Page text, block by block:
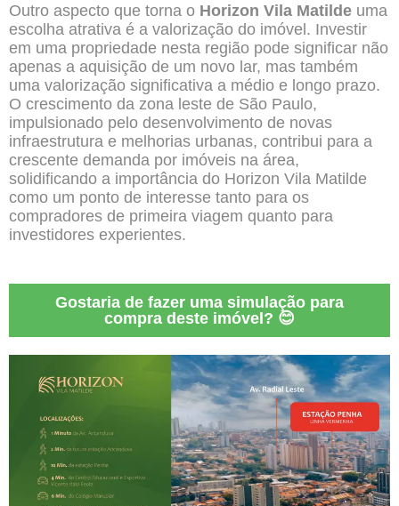
Outro aspecto que torna o Horizon Vila Matilde uma
escolha atrativa é a valorização do imóvel. Investir
em uma propriedade nesta região pode significar não
apenas a aquisição de um novo lar, mas também
uma valorização significativa a médio e longo prazo.
O crescimento da zona leste de São Paulo,
impulsionado pelo desenvolvimento de novas
infraestrutura e melhorias urbanas, contribui para a
crescente demanda por imóveis na área,
solidificando a importância do Horizon Vila Matilde
como um ponto de interesse tanto para os
compradores de primeira viagem quanto para
investidores experientes.
Gostaria de fazer uma simulação para
compra deste imóvel? 😊